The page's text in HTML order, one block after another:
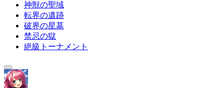
神獣の聖域
転界の遺跡
破界の星墓
禁忌の獄
絶級トーナメント